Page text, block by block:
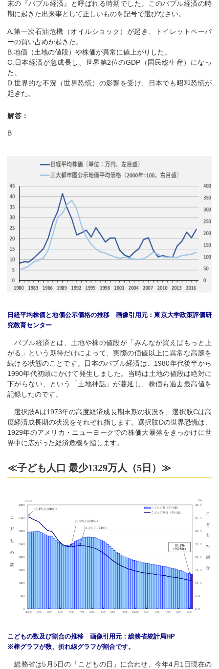
末の『バブル経済』と呼ばれる時期でした。このバブル経済の時
期に起きた出来事として正しいものを記号で選びなさい。
A.第一次石油危機（オイルショック）が起き、トイレットペーパ
ーの買い占めが起きた。
B.地価（土地の値段）や株価が異常に値上がりした。
C.日本経済が急成長し、世界第2位のGDP（国民総生産）になっ
た。
D.世界的な不況（世界恐慌）の影響を受け、日本でも昭和恐慌が
起きた。
解答：
B
日経平均株価と地価公示価格の推移 画像引用元：東京大学政策評価研
究教育センター
バブル経済とは、土地や株の値段が「みんなが買えばもっと上
がる」という期待だけによって、実際の価値以上に異常な高騰を
続ける状態のことです。日本のバブル経済は、1980年代後半から
1990年代初頭にかけて発生しました。当時は土地の値段は絶対に
下がらない、という「土地神話」が蔓延し、株価も過去最高値を
記録したのです。
選択肢Aは1973年の高度経済成長期末期の状況を、選択肢Cは高
度経済成長期の状況をそれぞれ指します。選択肢Dの世界恐慌は、
1929年のアメリカ・ニューヨークでの株価大暴落をきっかけに世
界中に広がった経済危機を指します。
≪子ども人口 最少1329万人（5日）≫
こどもの数及び割合の推移 画像引用元：総務省統計局HP
※棒グラフが数、折れ線グラフが割合です。
総務省は5月5日の「こどもの日」に合わせ、今年4月1日現在の